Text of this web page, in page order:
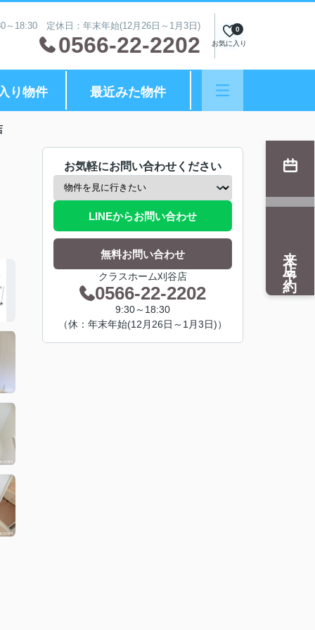
～18:30 定休日：年末年始(12月26日～1月3日)
0566-22-2202 お気に入り
0
り物件 最近みた物件
お気軽にお問い合わせください
LINEからお問い合わせ
無料お問い合わせ
クラスホーム刈谷店
0566-22-2202
9:30～18:30
（休：年末年始(12月26日～1月3日)）
来店予約